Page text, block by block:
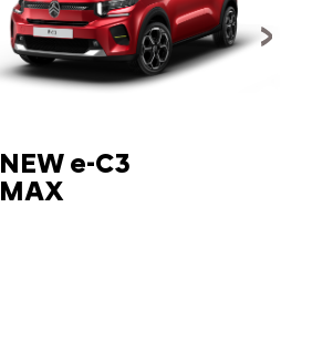
NEW e-C3
MAX